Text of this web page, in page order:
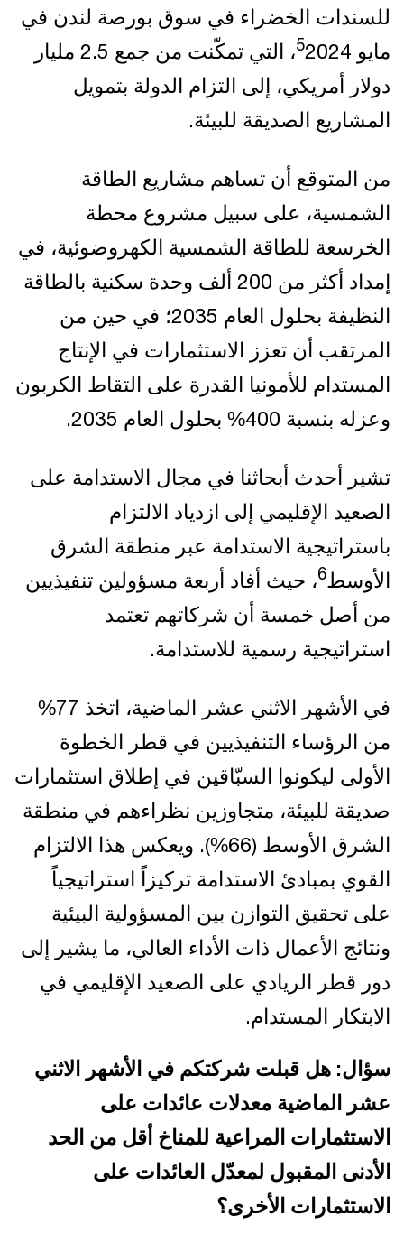
للسندات الخضراء في سوق بورصة لندن في
مايو
5
2024، التي تمكّنت من جمع 2.5 مليار
دولار أمريكي، إلى التزام الدولة بتمويل
المشاريع الصديقة للبيئة.
من المتوقع أن تساهم مشاريع الطاقة
الشمسية، على سبيل مشروع محطة
الخرسعة للطاقة الشمسية الكهروضوئية، في
إمداد أكثر من 200 ألف وحدة سكنية بالطاقة
النظيفة بحلول العام 2035؛ في حين من
المرتقب أن تعزز الاستثمارات في الإنتاج
المستدام للأمونيا القدرة على التقاط الكربون
وعزله بنسبة 400% بحلول العام 2035.
تشير أحدث أبحاثنا في مجال الاستدامة على
الصعيد الإقليمي إلى ازدياد الالتزام
باستراتيجية الاستدامة عبر منطقة الشرق
الأوسط6، حيث أفاد أربعة مسؤولين تنفيذيين
من أصل خمسة أن شركاتهم تعتمد
استراتيجية رسمية للاستدامة.
في الأشهر الاثني عشر الماضية، اتخذ 77%
من الرؤساء التنفيذيين في قطر الخطوة
الأولى ليكونوا السبّاقين في إطلاق استثمارات
صديقة للبيئة، متجاوزين نظراءهم في منطقة
الشرق الأوسط (66%). ويعكس هذا الالتزام
القوي بمبادئ الاستدامة تركيزاً استراتيجياً
على تحقيق التوازن بين المسؤولية البيئية
ونتائج الأعمال ذات الأداء العالي، ما يشير إلى
دور قطر الريادي على الصعيد الإقليمي في
الابتكار المستدام.
سؤال: هل قبلت شركتكم في الأشهر الاثني
عشر الماضية معدلات عائدات على
الاستثمارات المراعية للمناخ أقل من الحد
الأدنى المقبول لمعدّل العائدات على
الاستثمارات الأخرى؟